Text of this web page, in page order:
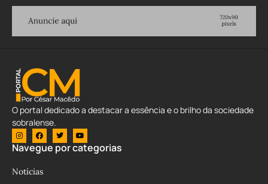
O portal dedicado a destacar a essência e o brilho da sociedade
sobralense.
Navegue por categorias
Notícias